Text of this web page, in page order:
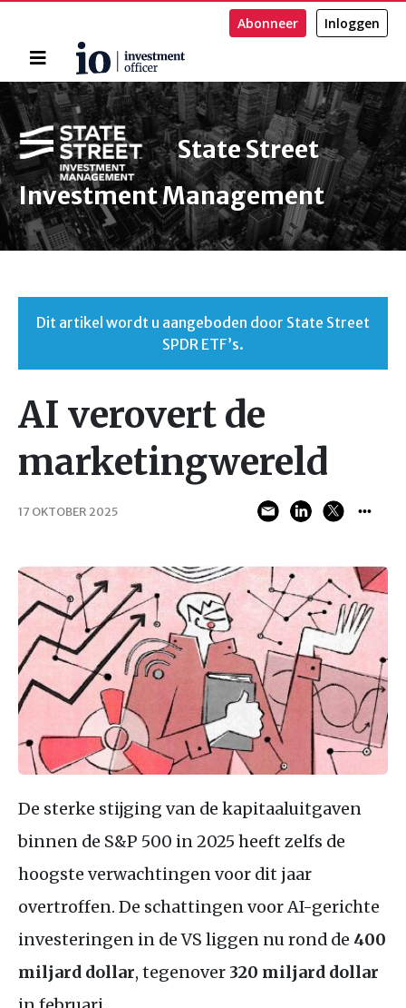
Home
Abonneer Inloggen
Zoeken
State Street
Investment Management
Dit artikel wordt u aangeboden door State Street
SPDR ETF’s.
AI verovert de
marketingwereld
17 OKTOBER 2025
De sterke stijging van de kapitaaluitgaven
binnen de S&P 500 in 2025 heeft zelfs de
hoogste verwachtingen voor dit jaar
overtroffen. De schattingen voor AI-gerichte
investeringen in de VS liggen nu rond de 400
miljard dollar, tegenover 320 miljard dollar